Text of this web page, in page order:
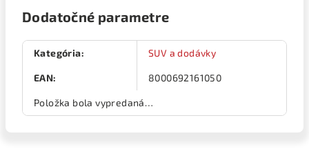
Dodatočné parametre
Kategória: SUV a dodávky
EAN: 8000692161050
Položka bola vypredaná…